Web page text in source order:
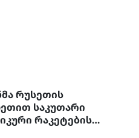
რუსეთის
საკუთარი
რაკეტების